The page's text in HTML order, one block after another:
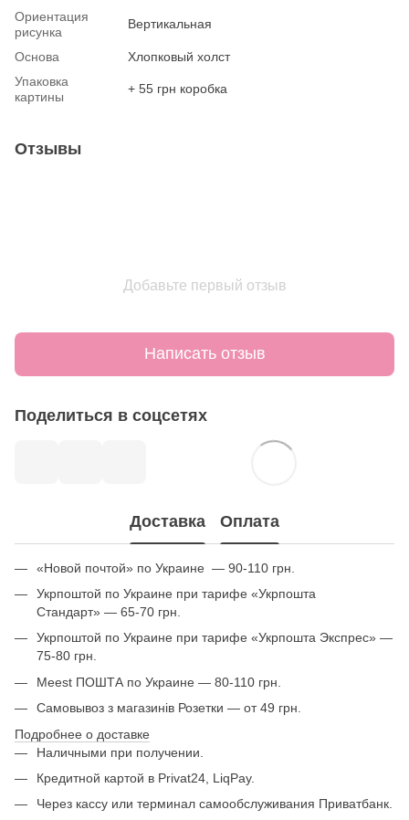
Ориентация
рисунка
Вертикальная
Основа
Хлопковый холст
Упаковка
картины
+ 55 грн коробка
Отзывы
Добавьте первый отзыв
Написать отзыв
Поделиться в соцсетях
Доставка Оплата
«Новой почтой» по Украине — 90-110 грн.
Укрпоштой по Украине при тарифе «Укрпошта
Стандарт» — 65-70 грн.
Укрпоштой по Украине при тарифе «Укрпошта Экспрес» —
75-80 грн.
Meest ПОШТА по Украине — 80-110 грн.
Самовывоз з магазинів Розетки — от 49 грн.
Подробнее о доставке
Наличными при получении.
Кредитной картой в Privat24, LiqPay.
Через кассу или терминал самообслуживания Приватбанк.